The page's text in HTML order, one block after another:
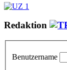
Redaktion
Benutzername